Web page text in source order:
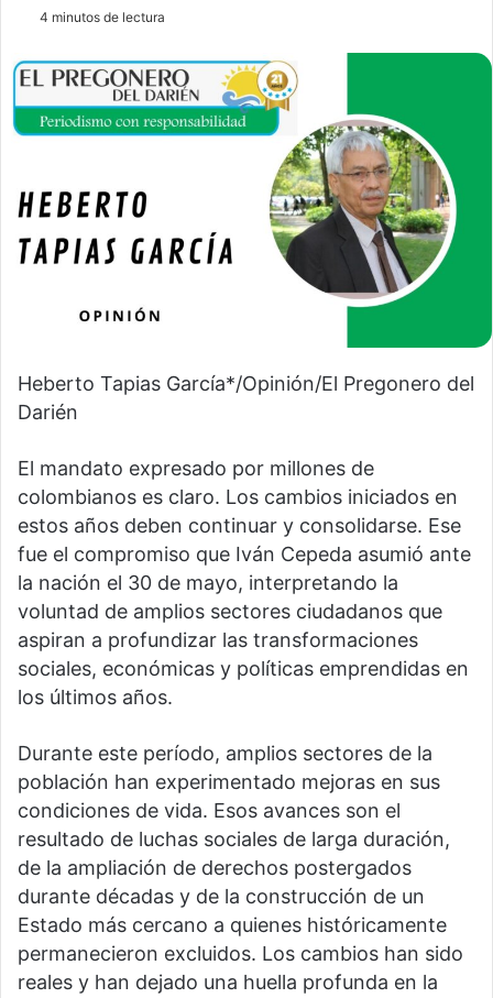
4 minutos de lectura
Heberto Tapias García*/Opinión/El Pregonero del
Darién
El mandato expresado por millones de
colombianos es claro. Los cambios iniciados en
estos años deben continuar y consolidarse. Ese
fue el compromiso que Iván Cepeda asumió ante
la nación el 30 de mayo, interpretando la
voluntad de amplios sectores ciudadanos que
aspiran a profundizar las transformaciones
sociales, económicas y políticas emprendidas en
los últimos años.
Durante este período, amplios sectores de la
población han experimentado mejoras en sus
condiciones de vida. Esos avances son el
resultado de luchas sociales de larga duración,
de la ampliación de derechos postergados
durante décadas y de la construcción de un
Estado más cercano a quienes históricamente
permanecieron excluidos. Los cambios han sido
reales y han dejado una huella profunda en la